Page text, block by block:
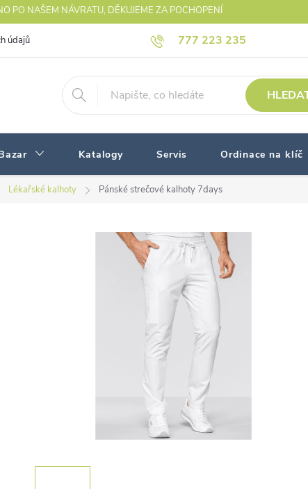
PO NAŠEM NÁVRATU, DĚKUJEME ZA POCHOPENÍ
777 223 235
údajů
Katalogy Servis Ordinace na klíč
Lékařské kalhoty Pánské strečové kalhoty 7days